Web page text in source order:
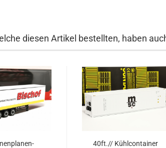
diesen Artikel bestellten, haben
40ft.// Kühlcontainer